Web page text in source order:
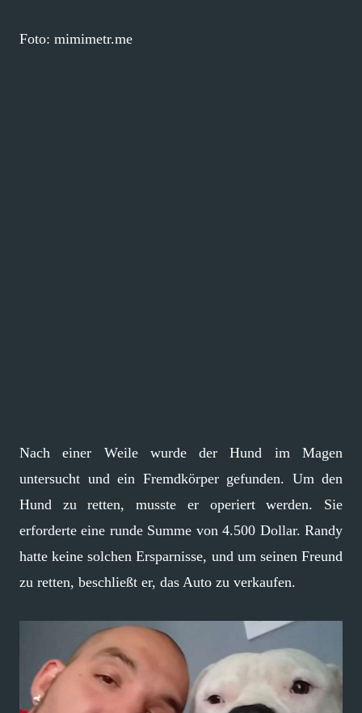
Foto: mimimetr.me
Nach einer Weile wurde der Hund im Magen
untersucht und ein Fremdkörper gefunden. Um den
Hund zu retten, musste er operiert werden. Sie
erforderte eine runde Summe von 4.500 Dollar. Randy
hatte keine solchen Ersparnisse, und um seinen Freund
zu retten, beschließt er, das Auto zu verkaufen.